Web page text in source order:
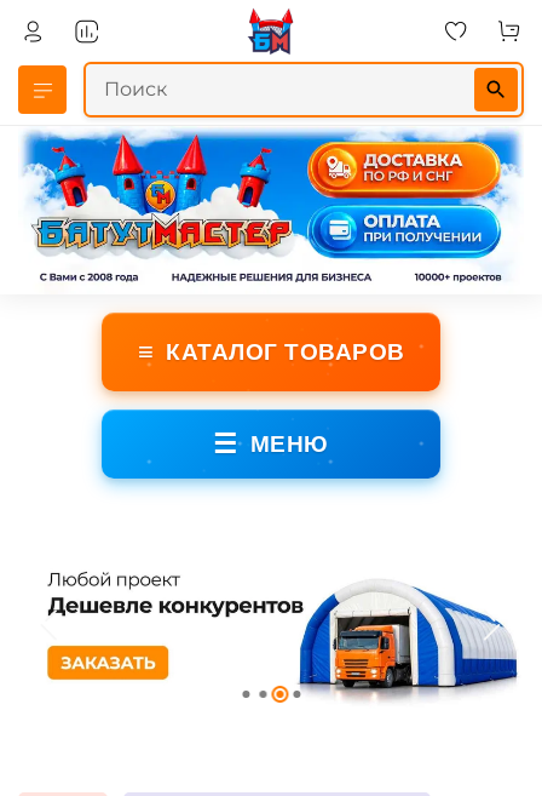
≡ КАТАЛОГ ТОВАРОВ
☰ МЕНЮ